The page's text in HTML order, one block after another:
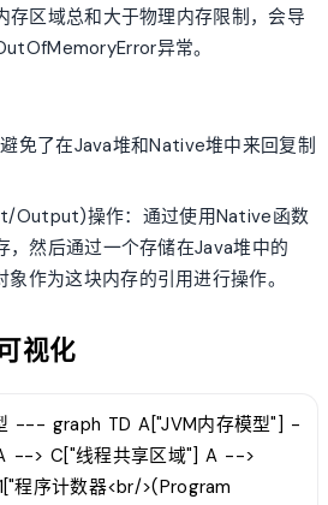
存区域总和大于物理内存限制，会导
异常。
免了在Java堆和Native堆中来回复制
Output)操作：通过使用Native函数
，然后通过一个存储在Java堆中的
作为这块内存的引用进行操作。
视化
--- graph TD A["JVM内存模型"] -
--> C["线程共享区域"] A -->
程序计数器<br/>(Program